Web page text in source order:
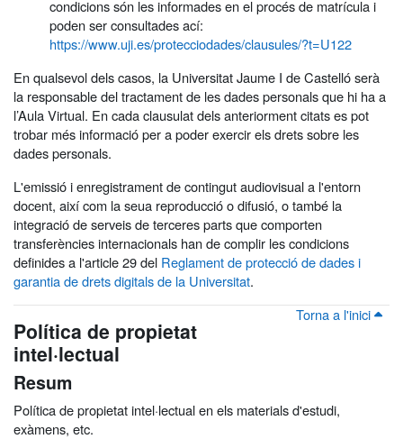
condicions són les informades en el procés de matrícula i
poden ser consultades ací:
https://www.uji.es/protecciodades/clausules/?t=U122
En qualsevol dels casos, la Universitat Jaume I de Castelló serà
la responsable del tractament de les dades personals que hi ha a
l’Aula Virtual. En cada clausulat dels anteriorment citats es pot
trobar més informació per a poder exercir els drets sobre les
dades personals.
L'emissió i enregistrament de contingut audiovisual a l'entorn
docent, així com la seua reproducció o difusió, o també la
integració de serveis de terceres parts que comporten
transferències internacionals han de complir les condicions
definides a l'article 29 del Reglament de protecció de dades i
garantia de drets digitals de la Universitat.
Torna a l'inici
Política de propietat
intel·lectual
Resum
Política de propietat intel·lectual en els materials d'estudi,
exàmens, etc.